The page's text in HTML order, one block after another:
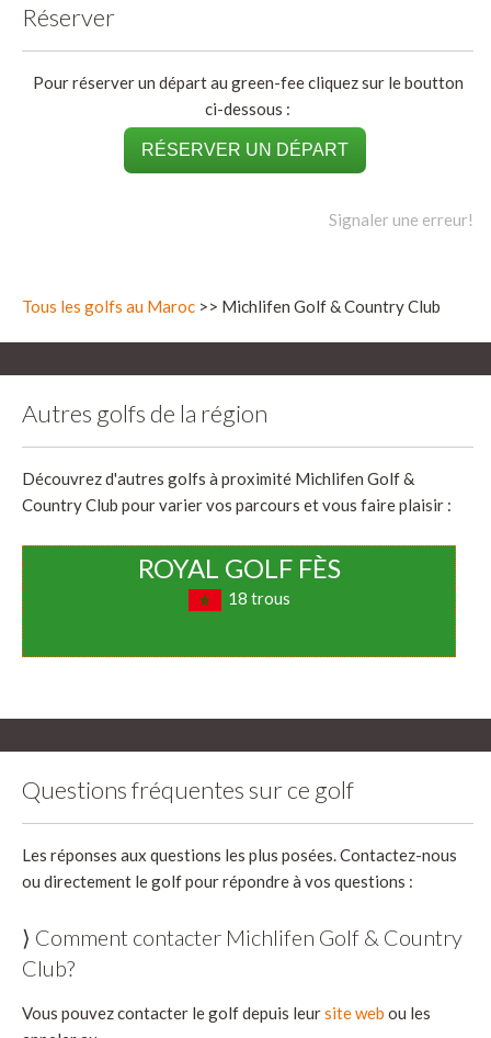
Réserver
Pour réserver un départ au green-fee cliquez sur le boutton
ci-dessous :
RÉSERVER UN DÉPART
Signaler une erreur!
Tous les golfs au Maroc >> Michlifen Golf & Country Club
Autres golfs de la région
Découvrez d'autres golfs à proximité Michlifen Golf &
Country Club pour varier vos parcours et vous faire plaisir :
ROYAL GOLF FÈS
18 trous
Questions fréquentes sur ce golf
Les réponses aux questions les plus posées. Contactez-nous
ou directement le golf pour répondre à vos questions :
⟩ Comment contacter Michlifen Golf & Country
Club?
Vous pouvez contacter le golf depuis leursite web ou les